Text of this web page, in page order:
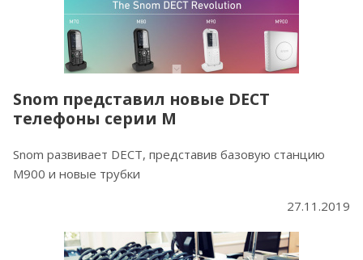
Snom представил новые DECT
телефоны серии M
Snom развивает DECT, представив базовую станцию
M900 и новые трубки
27.11.2019